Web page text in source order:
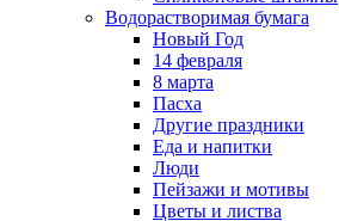
Водорастворимая бумага
Новый Год
14 февраля
8 марта
Пасха
Другие праздники
Еда и напитки
Люди
Пейзажи и мотивы
Цветы и листва